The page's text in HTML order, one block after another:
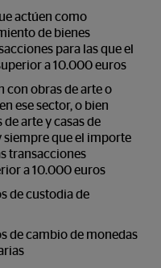
actúen como
de bienes
para las que el
a 10.000 euros
con obras de arte o
ese sector, o bien
arte y casas de
siempre que el importe
transacciones
a 10.000 euros
de custodia de
de cambio de monedas